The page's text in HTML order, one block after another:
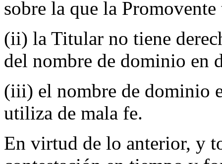
sobre la que la
(ii) la Titular no tiene
del nombre de dominio en
(iii) el nombre de dominio
utiliza de mala fe.
En virtud de lo anterior, y